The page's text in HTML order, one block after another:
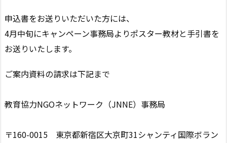
申込書をお送りいただいた方には、
4月中旬にキャンペーン事務局よりポスター教材と手引書を
お送りいたします。
ご案内資料の請求は下記まで
教育協力NGOネットワーク（JNNE）事務局
〒160-0015 東京都新宿区大京町31シャンティ国際ボラン